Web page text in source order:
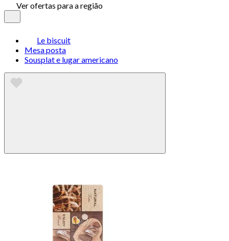
Ver ofertas para a região
Le biscuit
Mesa posta
Sousplat e lugar americano